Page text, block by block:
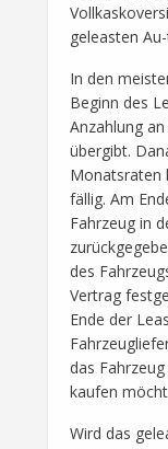
geleasten
In den
Beginn des
Anzahlung
übergibt.
Monatsraten
fällig. Am
Fahrzeug in
des
Vertrag
Ende der
das
kaufen
Wird das